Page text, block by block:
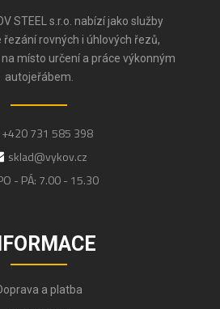
STEEL s.r.o. nabízí jako služby
rovných i úhlových řezů,
místo určení a práce výkonným
autojeřábem.
+420 731 585 398
sklad@vykov.cz
- PÁ: 7.00 - 15.30
a platba